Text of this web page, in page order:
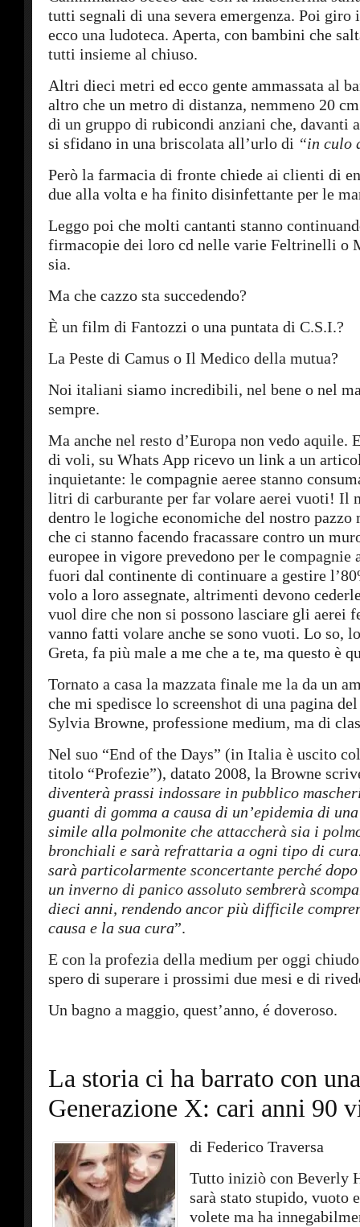
tutti segnali di una severa emergenza. Poi giro
ecco una ludoteca. Aperta, con bambini che
tutti insieme al chiuso.
Altri dieci metri ed ecco gente ammassata al
altro che un metro di distanza, nemmeno 20
di un gruppo di rubicondi anziani che, davanti
si sfidano in una briscolata all’urlo di “in culo
Però la farmacia di fronte chiede ai clienti di
due alla volta e ha finito disinfettante per le
Leggo poi che molti cantanti stanno
firmacopie dei loro cd nelle varie Feltrinelli o
sia.
Ma che cazzo sta succedendo?
È un film di Fantozzi o una puntata di C.S.I.?
La Peste di Camus o Il Medico della mutua?
Noi italiani siamo incredibili, nel bene o nel
sempre.
Ma anche nel resto d’Europa non vedo aquile.
di voli, su Whats App ricevo un link a un
inquietante: le compagnie aeree stanno
litri di carburante per far volare aerei vuoti! Il
dentro le logiche economiche del nostro pazzo
che ci stanno facendo fracassare contro un
europee in vigore prevedono per le compagnie
fuori dal continente di continuare a gestire
volo a loro assegnate, altrimenti devono
vuol dire che non si possono lasciare gli aerei
vanno fatti volare anche se sono vuoti. Lo so,
Greta, fa più male a me che a te, ma questo è
Tornato a casa la mazzata finale me la da un
che mi spedisce lo screenshot di una pagina
Sylvia Browne, professione medium, ma di
Nel suo “End of the Days” (in Italia è uscito
titolo “Profezie”), datato 2008, la Browne
diventerà prassi indossare in pubblico
guanti di gomma a causa di un’epidemia di
simile alla polmonite che attaccherà sia i
bronchiali e sarà refrattaria a ogni tipo di
sarà particolarmente sconcertante perché
un inverno di panico assoluto sembrerà
dieci anni, rendendo ancor più difficile
causa e la sua cura”.
E con la profezia della medium per oggi
spero di superare i prossimi due mesi e di
Un bagno a maggio, quest’anno, é doveroso.
La storia ci ha barrato con
Generazione X: cari anni 90
di Federico Traversa
Tutto iniziò con Beverly
sarà stato stupido, vuoto
volete ma ha